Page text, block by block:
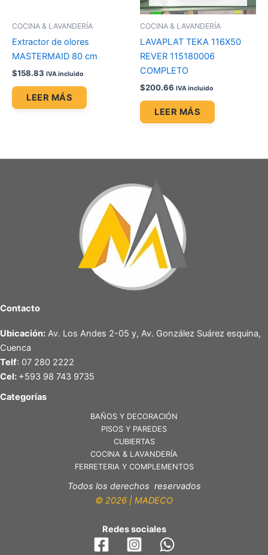
COCINA & LAVANDERÍA
Extractor de olores
MASTERMAID 80 cm
$158.83 IVA incluido
LEER MÁS
COCINA & LAVANDERÍA
LAVAPLAT TEKA 116X50
REVER 115180006
COMPLETO
$200.66 IVA incluido
LEER MÁS
Contacto
Ubicación: Av. Los Andes 2-05 y, Av. González Suárez esquina,
Cuenca
Telf: 07 280 2222
Cel: +593 98 743 9735
Categorías
BAÑOS Y DECORACIÓN
PISOS Y PAREDES
CUBIERTAS
COCINA & LAVANDERÍA
FERRETERIA Y COMPLEMENTOS
Todos los derechos reservados
© 2026 | MADECO
Redes sociales